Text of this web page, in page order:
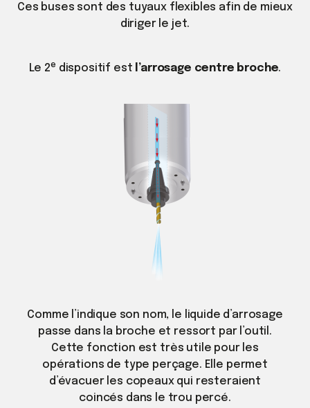
Ces buses sont des tuyaux flexibles afin de mieux
diriger le jet.
Le 2e dispositif est l’arrosage centre broche.
Comme l’indique son nom, le liquide d’arrosage
passe dans la broche et ressort par l’outil.
Cette fonction est très utile pour les
opérations de type perçage. Elle permet
d’évacuer les copeaux qui resteraient
coincés dans le trou percé.